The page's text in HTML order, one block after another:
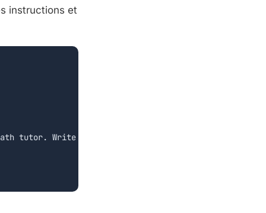
instructions et
tutor. Write and run code to answer math